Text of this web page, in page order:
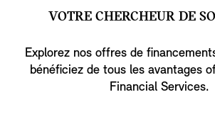
VOTRE CHERCHEUR DE
Explorez nos offres de
bénéficiez de tous les avantages
Financial Services.